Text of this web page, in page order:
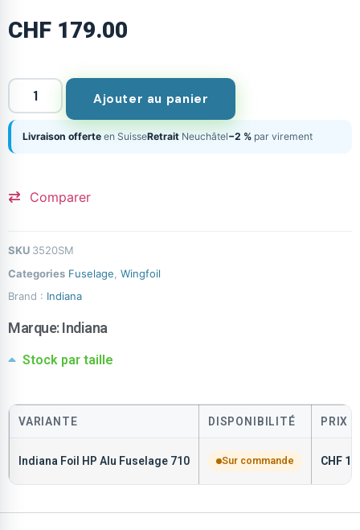
CHF 179.00
Ajouter au panier
Livraison offerte en SuisseRetrait Neuchâtel−2 % par virement
Comparer
SKU 3520SM
Categories Fuselage Wingfoil
Brand : Indiana
Marque:Indiana
Stock par taille
VARIANTE DISPONIBILITÉ PRIX
Indiana Foil HP Alu Fuselage 710 Sur commande CHF